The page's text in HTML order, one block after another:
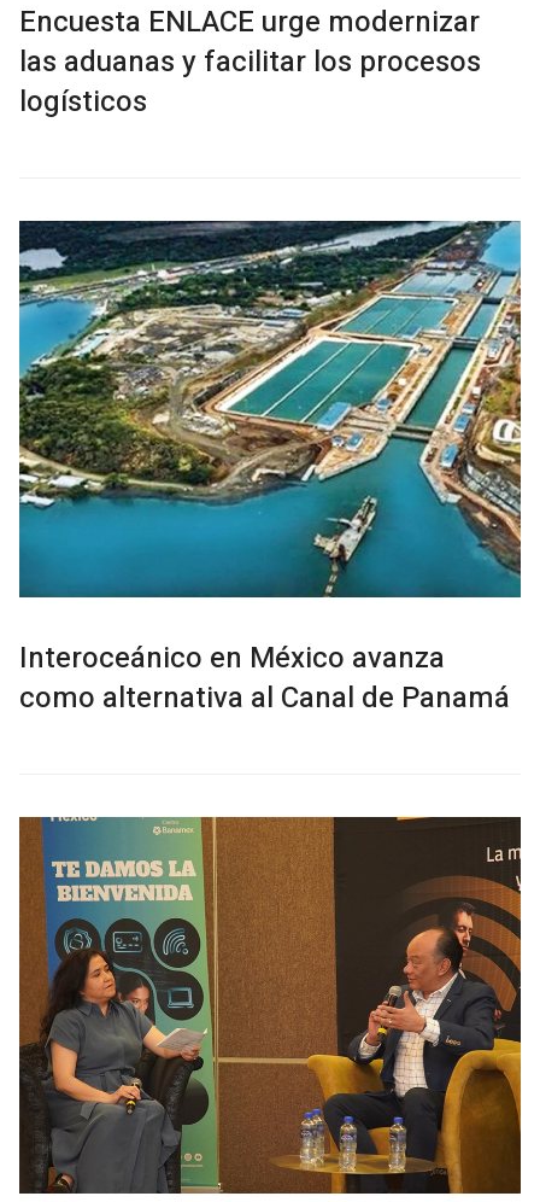
Encuesta ENLACE urge modernizar
las aduanas y facilitar los procesos
logísticos
Interoceánico en México avanza
como alternativa al Canal de Panamá